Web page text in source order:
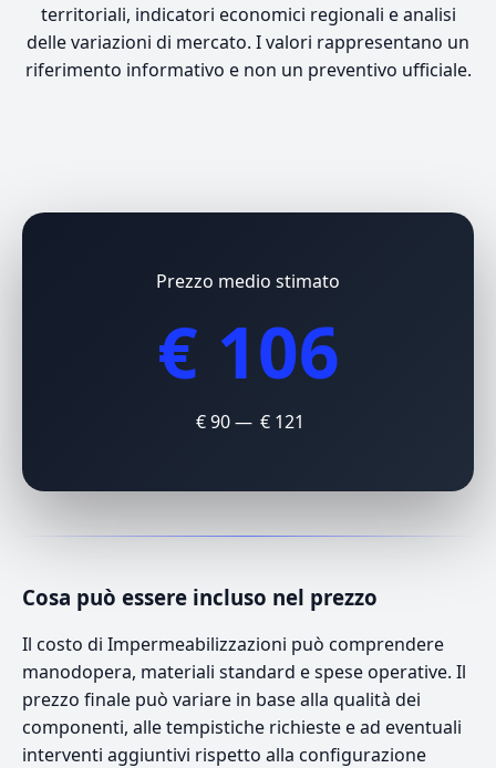
territoriali, indicatori economici regionali e analisi
delle variazioni di mercato. I valori rappresentano un
riferimento informativo e non un preventivo ufficiale.
Prezzo medio stimato
€ 106
€ 90 — € 121
Cosa può essere incluso nel prezzo
Il costo di Impermeabilizzazioni può comprendere
manodopera, materiali standard e spese operative. Il
prezzo finale può variare in base alla qualità dei
componenti, alle tempistiche richieste e ad eventuali
interventi aggiuntivi rispetto alla configurazione